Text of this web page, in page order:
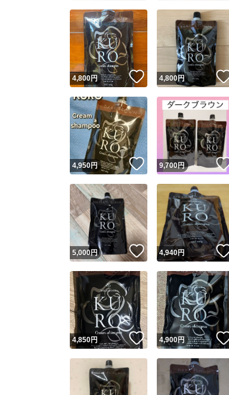
4,800円 いいね！
4,800円
4,950円 いいね！
9,700円
5,000円 いいね！
4,940円
4,850円 いいね！
4,900円